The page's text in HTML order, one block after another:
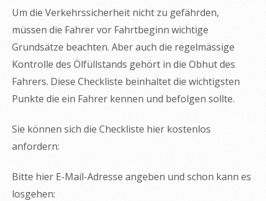
Um die Verkehrssicherheit nicht zu gefährden,
müssen die Fahrer vor Fahrtbeginn wichtige
Grundsätze beachten. Aber auch die regelmässige
Kontrolle des Ölfüllstands gehört in die Obhut des
Fahrers. Diese Checkliste beinhaltet die wichtigsten
Punkte die ein Fahrer kennen und befolgen sollte.
Sie können sich die Checkliste hier kostenlos
anfordern:
Bitte hier E-Mail-Adresse angeben und schon kann es
losgehen: